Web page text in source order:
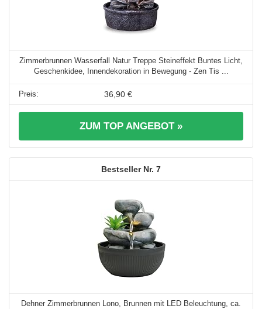
Zimmerbrunnen Wasserfall Natur Treppe Steineffekt Buntes Licht,
Geschenkidee, Innendekoration in Bewegung - Zen Tis ...
36,90 €
ZUM TOP ANGEBOT »
7
Dehner Zimmerbrunnen Lono, Brunnen mit LED Beleuchtung, ca.